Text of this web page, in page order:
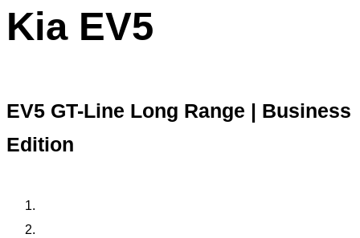
Kia EV5
EV5 GT-Line Long Range | Business
Edition